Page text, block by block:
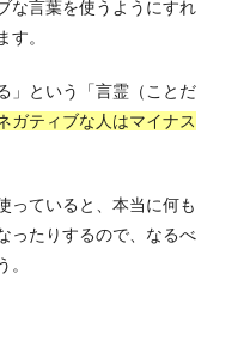
な言葉を使うようにすれ
す。
」という「言霊（ことだ
ガティブな人はマイナス
っていると、本当に何も
ったりするので、なるべ
。